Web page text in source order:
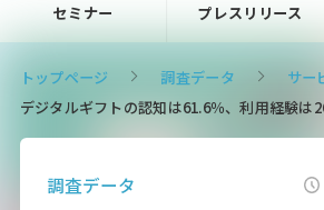
セミナー プレスリリース
トップページ 調査データ
サー
デジタルギフトの認知は61.6％、利用経験
調査データ